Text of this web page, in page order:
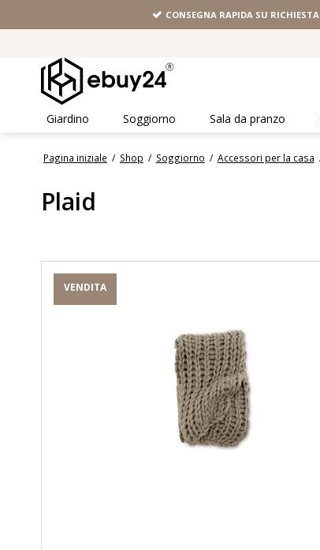
CONSEGNA RAPIDA SU RICHIESTA
Giardino Soggiorno Sala da pranzo
Pagina iniziale / Shop / Soggiorno / Accessori per la casa
Plaid
VENDITA